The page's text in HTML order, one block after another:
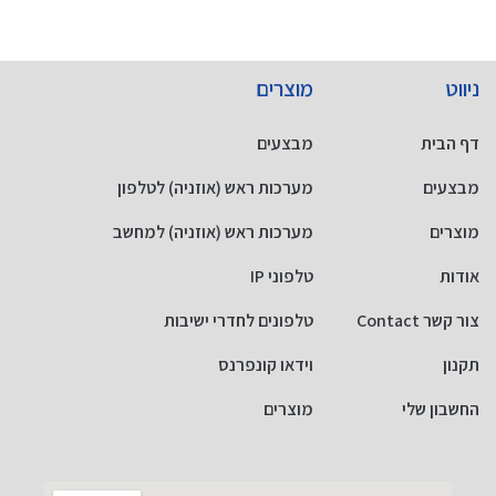
ניווט
דף הבית
מבצעים
מוצרים
אודות
צור קשר Contact
תקנון
החשבון שלי
מוצרים
מבצעים
מערכות ראש (אוזניה) לטלפון
מערכות ראש (אוזניה) למחשב
טלפוני IP
טלפונים לחדרי ישיבות
וידאו קונפרנס
מוצרים